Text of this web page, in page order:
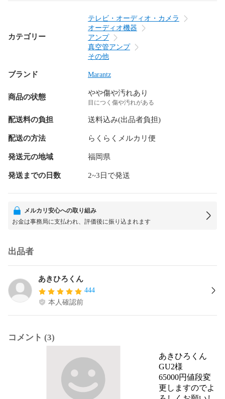
カテゴリー
テレビ・オーディオ・カメラ
オーディオ機器
アンプ
真空管アンプ
その他
ブランド Marantz
商品の状態 やや傷や汚れあり
目につく傷や汚れがある
配送料の負担 送料込み(出品者負担)
配送の方法 らくらくメルカリ便
発送元の地域 福岡県
発送までの日数 2~3日で発送
メルカリ安心への取り組み
お金は事務局に支払われ、評価後に振り込まれます
出品者
あきひろくん
444
本人確認前
コメント (3)
あきひろくん
GU2様
65000円値段変
更しますのでよ